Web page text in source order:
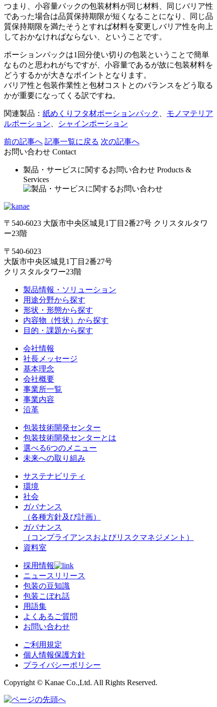
つまり、小容量パックの包装材料が同じ材料、同じバリア性
であった場合は品質保持期限が短くなることになり、同じ品
質保持期限を満たそうとすれば材料を変更しバリア性を向上
しておかなければならない、ということです。
ポーションパックは1回分使い切りの包装ということで簡単
なものと思われがちですが、小容量であるが故に包装材料を
どうするかが大きなポイントとなります。
バリア性と包装作業性と包材コストとのバランスをどう取る
かが重要になってくる訳ですね。
関連製品： 紙めくりフタ材ポーションパック
モノマテリア
ルポーション
シャインポーション
前の記事へ 記事一覧に戻る 次の記事へ
お問い合わせ Contact
製品・サービスに関するお問い合わせ Products &
Services
〒540-6023 大阪市中央区城見1丁目2番27号 クリスタルタワ
ー23階
〒540-6023
大阪市中央区城見1丁目2番27号
クリスタルタワー23階
製品情報・ソリューション
用途分野から探す
形状・形態から探す
内容物（性状）から探す
目的・課題から探す
会社情報
社長メッセージ
基本理念
会社概要
事業所一覧
事業内容
沿革
包装技術開発センター
包装技術開発センターとは
選べる6つのメニュー
未来への取り組み
サステナビリティ
環境
社会
ガバナンス
（各種方針及び計画）
ガバナンス
（コンプライアンスおよびリスクマネジメント）
資料室
採用情報
ニュースリリース
包装の豆知識
包装こぼれ話
用語集
よくあるご質問
お問い合わせ
ご利用規定
個人情報保護方針
プライバシーポリシー
Copyright © Kanae Co.,Ltd. All Rights Reserved.